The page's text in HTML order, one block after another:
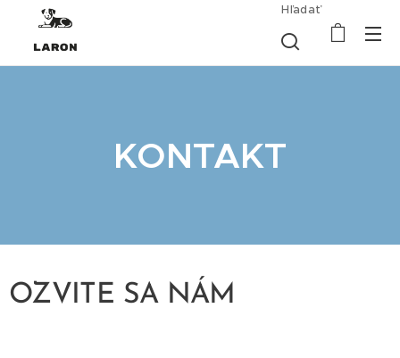
Hľadať
KONTAKT
OZVITE SA NÁM